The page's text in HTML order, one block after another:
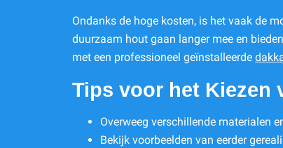
Ondanks de hoge kosten, is het vaak de
duurzaam hout gaan langer mee en
met een professioneel geïnstalleerde
Tips voor het Kiezen
Overweeg verschillende materialen
Bekijk voorbeelden van eerder